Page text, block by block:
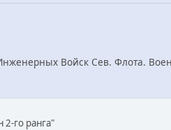
Войск Сев. Флота.
2-го ранга"